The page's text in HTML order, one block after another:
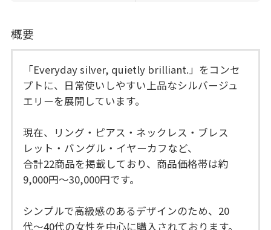
概要
「Everyday silver, quietly brilliant.」をコンセ
プトに、日常使いしやすい上品なシルバージュ
エリーを展開しています。
現在、リング・ピアス・ネックレス・ブレス
レット・バングル・イヤーカフなど、
合計22商品を掲載しており、商品価格帯は約
9,000円〜30,000円です。
シンプルで高級感のあるデザインのため、20
代〜40代の女性を中心に購入されております。